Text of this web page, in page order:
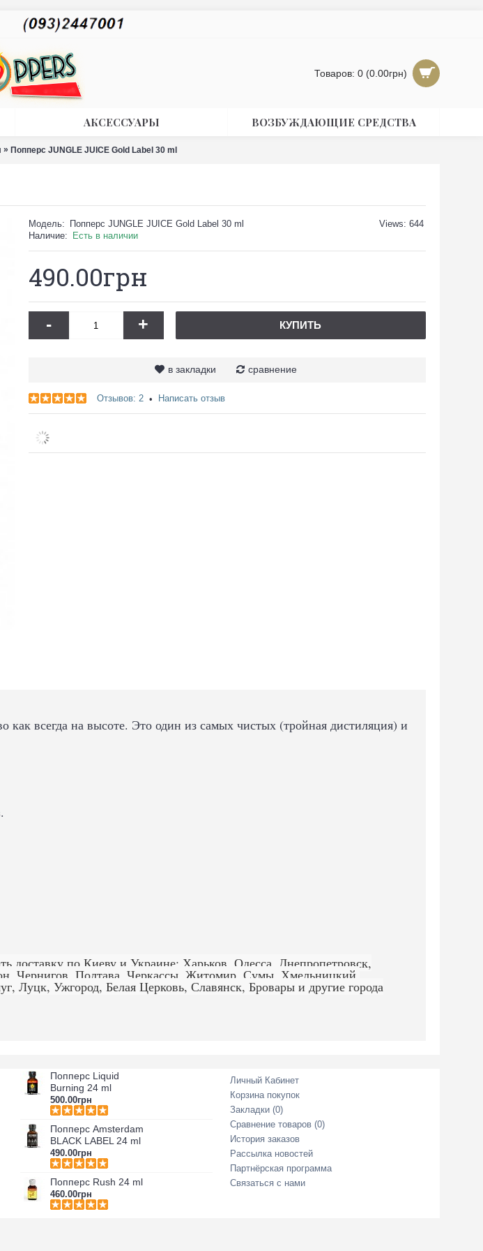
Товаров: 0 (0.00грн)
АКСЕССУАРЫ ВОЗБУЖДАЮЩИЕ СРЕДСТВА
» Попперс JUNGLE JUICE Gold Label 30 ml
Views: 644
Модель:
Попперс JUNGLE JUICE Gold Label 30 ml
Наличие:
Есть в наличии
490.00грн
- + КУПИТЬ
в закладки сравнение
Отзывов: 2 • Написать отзыв
всегда на высоте. Это один из самых чистых (тройная дистиляция) и
доставку по Киеву и Украине: Харьков, Одесса, Днепропетровск,
Чернигов, Полтава, Черкассы, Житомир, Сумы, Хмельницкий,
Луцк, Ужгород, Белая Церковь, Славянск, Бровары и другие города
Попперс Liquid
Burning 24 ml
500.00грн
Попперс Amsterdam
BLACK LABEL 24 ml
490.00грн
Попперс Rush 24 ml
460.00грн
Личный Кабинет
Корзина покупок
Закладки (0)
Сравнение товаров (0)
История заказов
Рассылка новостей
Партнёрская программа
Связаться с нами